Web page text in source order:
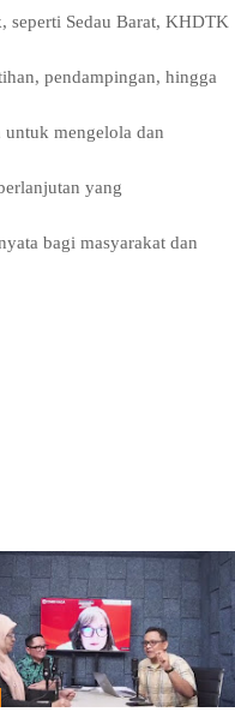
seperti Sedau Barat, KHDTK
pendampingan, hingga
mengelola dan
yang
bagi masyarakat dan